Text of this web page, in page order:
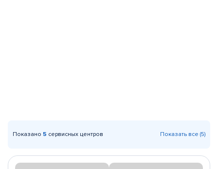
Показано 5 сервисных центров Показать все (5)